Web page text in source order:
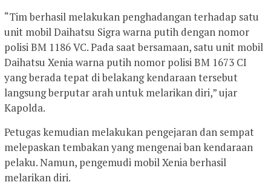
“Tim berhasil melakukan penghadangan terhadap satu
unit mobil Daihatsu Sigra warna putih dengan nomor
polisi BM 1186 VC. Pada saat bersamaan, satu unit mobil
Daihatsu Xenia warna putih nomor polisi BM 1673 CI
yang berada tepat di belakang kendaraan tersebut
langsung berputar arah untuk melarikan diri,” ujar
Kapolda.
Petugas kemudian melakukan pengejaran dan sempat
melepaskan tembakan yang mengenai ban kendaraan
pelaku. Namun, pengemudi mobil Xenia berhasil
melarikan diri.